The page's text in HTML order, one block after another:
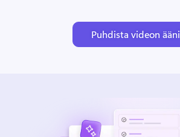
Puhdista videon ääni